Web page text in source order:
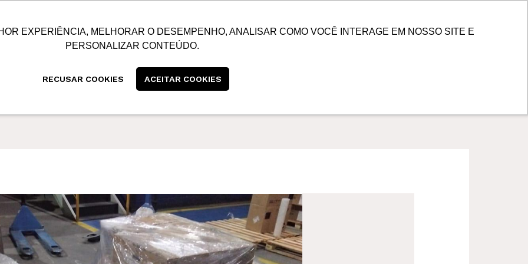
EXPERIÊNCIA, MELHORAR O DESEMPENHO, ANALISAR COMO VOCÊ INTERAGE EM NOSSO SITE E
PERSONALIZAR CONTEÚDO.
RECUSAR COOKIES ACEITAR COOKIES
SUSTENTABILIDADE BLOG CONTATO CENTRAL DE CLIENTES